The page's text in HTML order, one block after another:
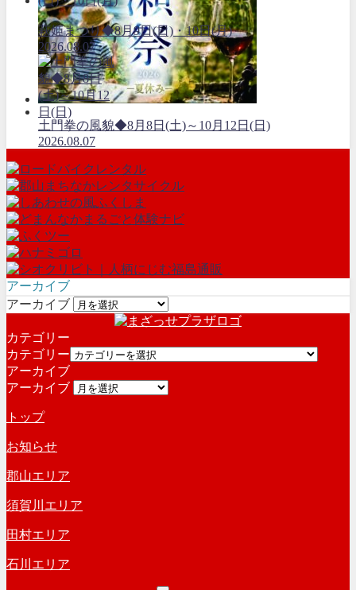
萩姫まつり◆8月9日(日)・10日(月)
2026.08.07
土門拳の風貌◆8月8日(土)～10月12日(日)
2026.08.07
アーカイブ
アーカイブ
カテゴリー
カテゴリー
アーカイブ
アーカイブ
トップ
お知らせ
郡山エリア
須賀川エリア
田村エリア
石川エリア